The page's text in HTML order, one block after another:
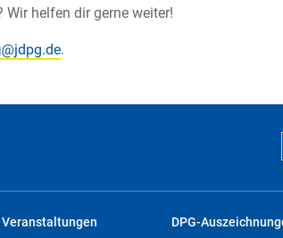
helfen dir gerne weiter!
.
Veranstaltungen DPG-